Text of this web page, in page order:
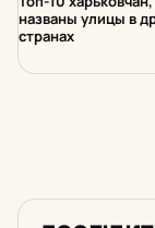
названы улицы в
странах